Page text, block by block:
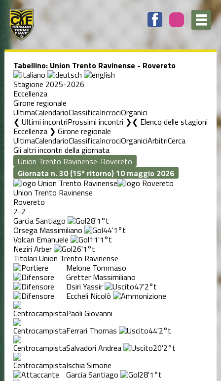
Tabellino: Union Trento Ravinense - Rovereto
Stagione 2025-2026
Eccellenza
Girone regionale
UltimaCalendarioClassificaIncrociOrganici
❮ Ultimi incontriProssimi incontri ❯ Elenco delle stagioni
Eccellenza ❯ Girone regionale
UltimaCalendarioClassificaIncrociOrganiciArbitriCerca
Gli altri incontri della giornata
Giornata n. 30 (15ª ritorno) 10 maggio 2026
Union Trento Ravinense
Rovereto
2-2
Garcia Santiago 28'1°t
Orsega Massimiliano 44'1°t
Volcan Emanuele 11'1°t
Neziri Arber 26'1°t
Titolari Union Trento Ravinense
Melone Tommaso
Gretter Massimiliano
Dsiri Yassir 47'2°t
Eccheli Nicolò
Paoli Giovanni
Ferrari Thomas
44'2°t
Salvadori Andrea
20'2°t
Ischia Simone
Garcia Santiago 28'1°t